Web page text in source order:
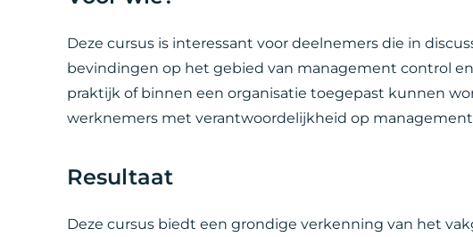
Deze cursus is interessant voor deelnemers die in
bevindingen op het gebied van management control
praktijk of binnen een organisatie toegepast kunnen
werknemers met verantwoordelijkheid op
Resultaat
Deze cursus biedt een grondige verkenning van het